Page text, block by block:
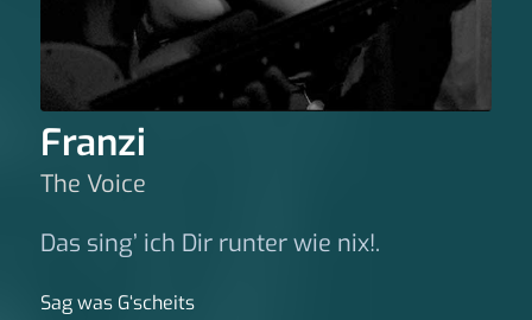
Franzi
The Voice
Das sing’ ich Dir runter wie nix!.
Sag was G‘scheits